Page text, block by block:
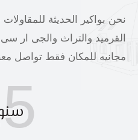
نحن بواكير الحديثة
القرميد والتراث والجى ار
مجانيه للمكان فقط تواصل